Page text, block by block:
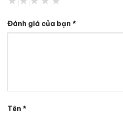
Đánh giá của bạn *
Tên *